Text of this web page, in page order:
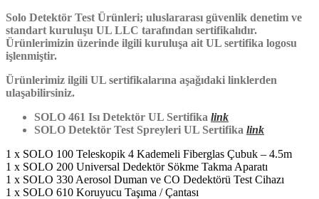
Solo Detektör Test Ürünleri; uluslararası güvenlik denetim ve
standart kuruluşu UL LLC tarafından sertifikalıdır.
Ürünlerimizin üzerinde ilgili kuruluşa ait UL sertifika logosu
işlenmiştir.
Ürünlerimiz ilgili UL sertifikalarına aşağıdaki linklerden
ulaşabilirsiniz.
SOLO 461 Isı Detektör UL Sertifika link
SOLO Detektör Test Spreyleri UL Sertifika link
1 x SOLO 100 Teleskopik 4 Kademeli Fiberglas Çubuk – 4.5m
1 x SOLO 200 Universal Dedektör Sökme Takma Aparatı
1 x SOLO 330 Aerosol Duman ve CO Dedektörü Test Cihazı
1 x SOLO 610 Koruyucu Taşıma / Çantası